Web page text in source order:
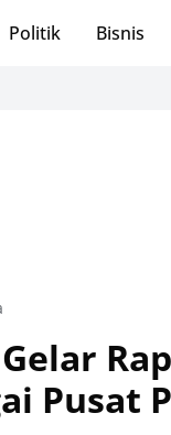
Politik Bisnis
Pusat